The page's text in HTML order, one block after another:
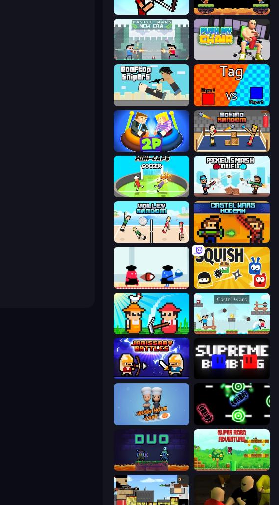
Stick Archers Battle 12 MiniBattles
Castle Wars: New Era Push My Chair
Rooftop Snipers 2 Player Tag
Ragdoll Arena 2 Player Boxing Random
Mini-Caps: Soccer Pixel Smash Duel
Volley Random Castle Wars: Modern
Clash of Cakes Squish
Farmer Challenge Party Castle Wars
Janissary Battles
Rush Hour Cafe Glowit - Two Players
Duo Super Robo - Adventure